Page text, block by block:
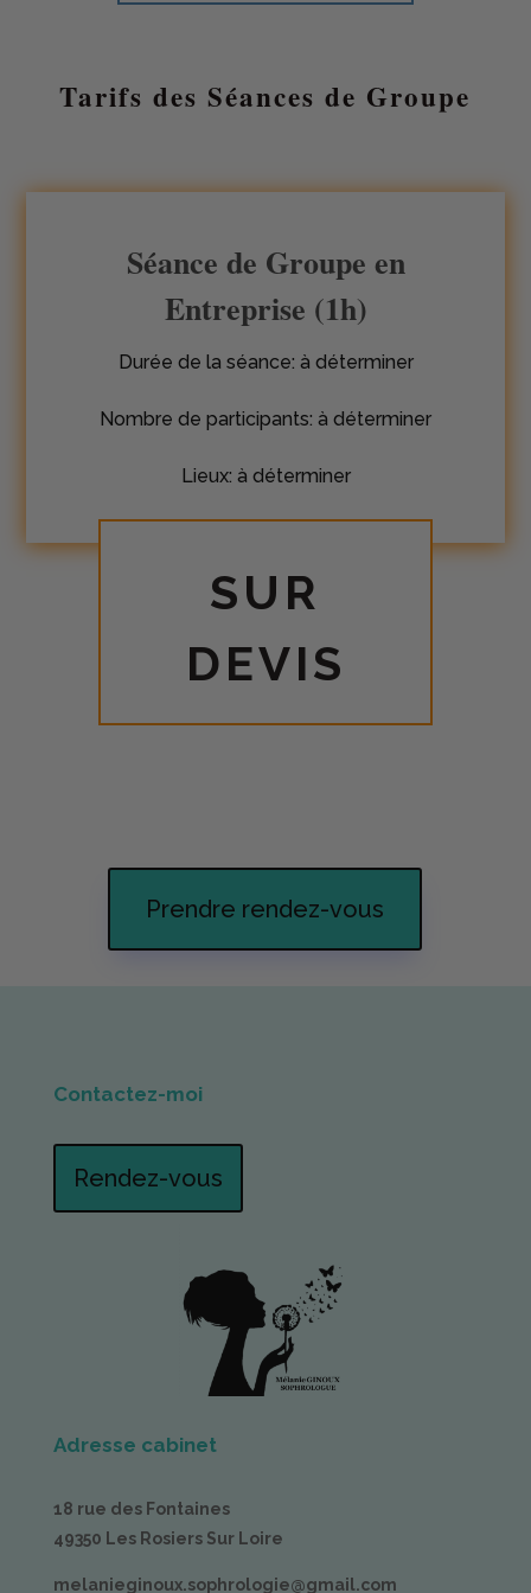
Tarifs des Séances de Groupe
Séance de Groupe en
Entreprise (1h)
Durée de la séance: à déterminer
Nombre de participants: à déterminer
Lieux: à déterminer
SUR
DEVIS
Prendre rendez-vous
Contactez-moi
Rendez-vous
Adresse cabinet
18 rue des Fontaines
49350 Les Rosiers Sur Loire
melanieginoux.sophrologie@gmail.com